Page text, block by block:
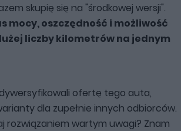
skupię się na "środkowej wersji".
mocy, oszczędność i możliwość
liczby kilometrów na jednym
ofertę tego auta,
dla zupełnie innych odbiorców.
rozwiązaniem wartym uwagi? Znam